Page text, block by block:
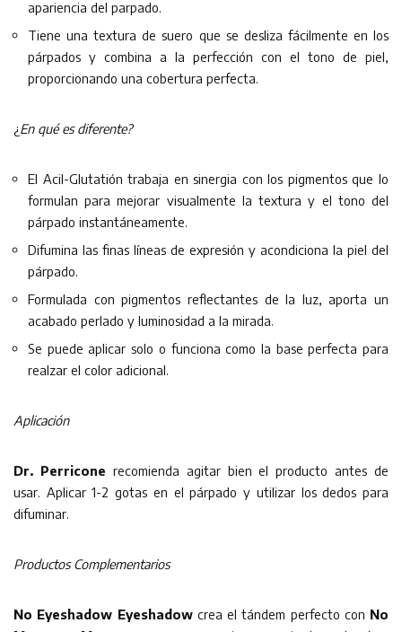
apariencia del parpado.
Tiene una textura de suero que se desliza fácilmente en los
párpados y combina a la perfección con el tono de piel,
proporcionando una cobertura perfecta.
¿En qué es diferente?
El Acil-Glutatión trabaja en sinergia con los pigmentos que lo
formulan para mejorar visualmente la textura y el tono del
párpado instantáneamente.
Difumina las finas líneas de expresión y acondiciona la piel del
párpado.
Formulada con pigmentos reflectantes de la luz, aporta un
acabado perlado y luminosidad a la mirada.
Se puede aplicar solo o funciona como la base perfecta para
realzar el color adicional.
Aplicación
Dr. Perricone recomienda agitar bien el producto antes de
usar. Aplicar 1-2 gotas en el párpado y utilizar los dedos para
difuminar.
Productos Complementarios
No Eyeshadow Eyeshadow crea el tándem perfecto con No